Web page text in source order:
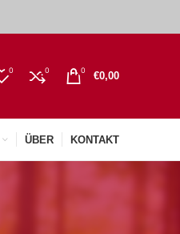
0 0 0 €0,00
ÜBER KONTAKT